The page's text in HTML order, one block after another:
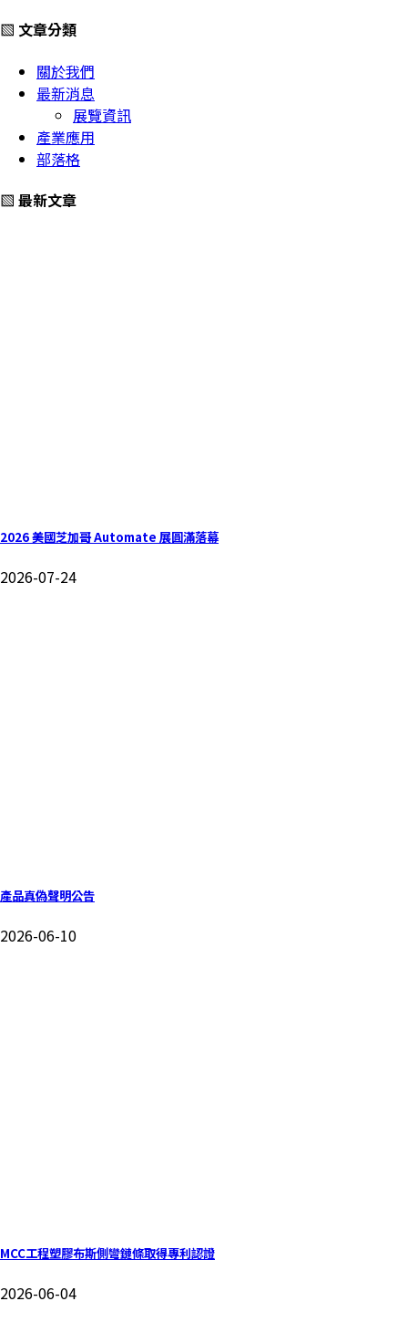
▧ 文章分類
關於我們
最新消息
展覽資訊
產業應用
部落格
▧ 最新文章
2026 美國芝加哥 Automate 展圓滿落幕
2026-07-24
產品真偽聲明公告
2026-06-10
MCC工程塑膠布斯側彎鏈條取得專利認證
2026-06-04